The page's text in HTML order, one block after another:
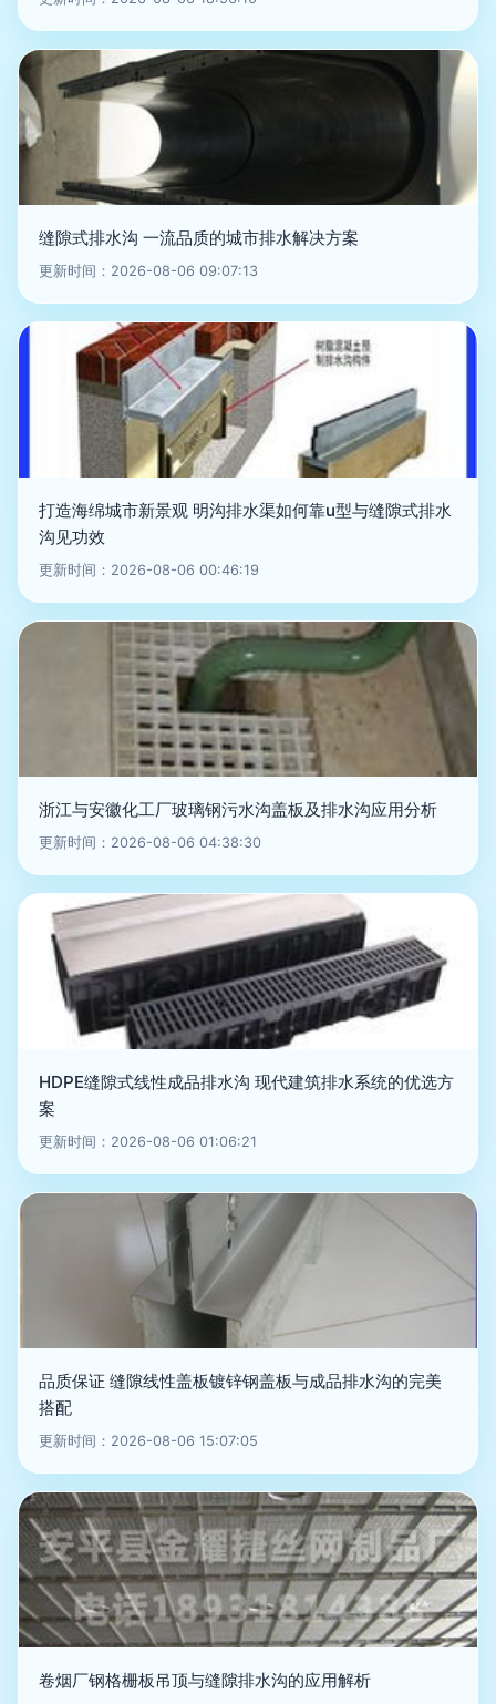
缝隙式排水沟 一流品质的城市排水解决方案
更新时间：2026-08-06 09:07:13
打造海绵城市新景观 明沟排水渠如何靠u型与缝隙式排水
沟见功效
更新时间：2026-08-06 00:46:19
浙江与安徽化工厂玻璃钢污水沟盖板及排水沟应用分析
更新时间：2026-08-06 04:38:30
HDPE缝隙式线性成品排水沟 现代建筑排水系统的优选方
案
更新时间：2026-08-06 01:06:21
品质保证 缝隙线性盖板镀锌钢盖板与成品排水沟的完美
搭配
更新时间：2026-08-06 15:07:05
卷烟厂钢格栅板吊顶与缝隙排水沟的应用解析